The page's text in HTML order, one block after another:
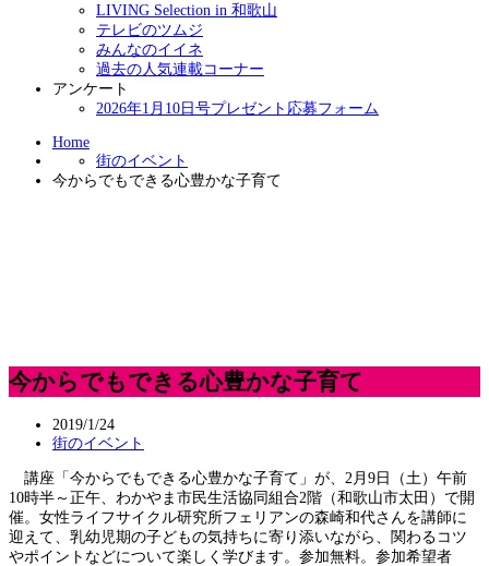
LIVING Selection in 和歌山
テレビのツムジ
みんなのイイネ
過去の人気連載コーナー
アンケート
2026年1月10日号プレゼント応募フォーム
Home
街のイベント
今からでもできる心豊かな子育て
今からでもできる心豊かな子育て
2019/1/24
街のイベント
講座「今からでもできる心豊かな子育て」が、2月9日（土）午前
10時半～正午、わかやま市民生活協同組合2階（和歌山市太田）で開
催。女性ライフサイクル研究所フェリアンの森崎和代さんを講師に
迎えて、乳幼児期の子どもの気持ちに寄り添いながら、関わるコツ
やポイントなどについて楽しく学びます。参加無料。参加希望者